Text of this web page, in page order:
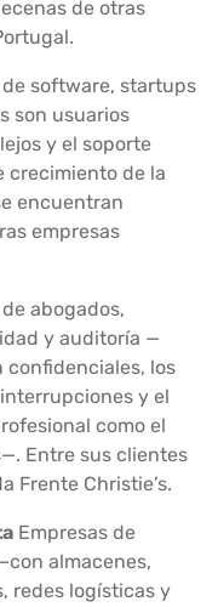
de otras
de software, startups
son usuarios
y el soporte
crecimiento de la
encuentran
empresas
abogados,
y auditoría —
confidenciales, los
y el
como el
Entre sus clientes
Frente Christie’s.
Empresas de
almacenes,
redes logísticas y